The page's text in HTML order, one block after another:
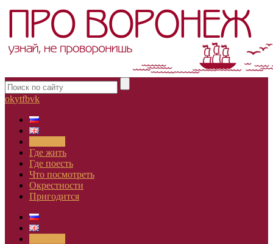
okytfbvk
Где жить
Где поесть
Что посмотреть
Окрестности
Пригодится